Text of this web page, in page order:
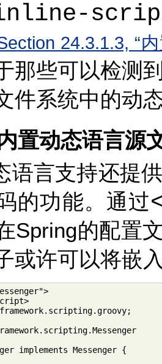
24.3.1.3, “
那些可以检测
件系统中的动
置动态语言源
语言支持还提
的功能。通过
Spring的配置
或许可以将嵌
implements Messenger {